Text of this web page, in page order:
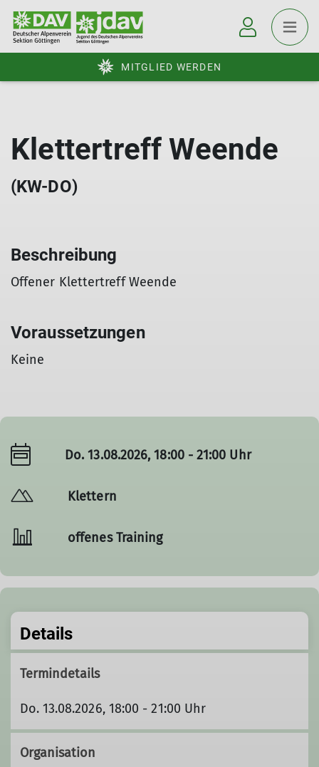
MITGLIED WERDEN
Klettertreff Weende
(KW-DO)
Beschreibung
Offener Klettertreff Weende
Voraussetzungen
Keine
Do. 13.08.2026, 18:00 - 21:00 Uhr
Klettern
offenes Training
Details
Termindetails
Do. 13.08.2026, 18:00 - 21:00 Uhr
Organisation